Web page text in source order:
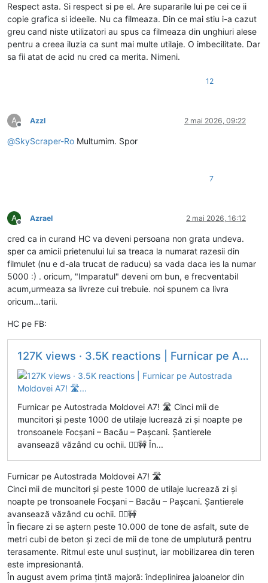
Respect asta. Si respect si pe el. Are supararile lui pe cei ce ii
copie grafica si ideeile. Nu ca filmeaza. Din ce mai stiu i-a cazut
greu cand niste utilizatori au spus ca filmeaza din unghiuri alese
pentru a creea iluzia ca sunt mai multe utilaje. O imbecilitate. Dar
sa fii atat de acid nu cred ca merita. Nimeni.
12
A
Deconectat
Azzl 2 mai 2026, 09:22
@SkyScraper-Ro Multumim. Spor
7
A
Deconectat
Azrael 2 mai 2026, 16:12
cred ca in curand HC va deveni persoana non grata undeva.
sper ca amicii prietenului lui sa treaca la numarat razesii din
filmulet (nu e d-ala trucat de raducu) sa vada daca ies la numar
5000 :) . oricum, "Imparatul" deveni om bun, e frecventabil
acum,urmeaza sa livreze cui trebuie. noi spunem ca livra
oricum...tarii.
HC pe FB:
127K views · 3.5K reactions | Furnicar pe Autostrada Moldovei A7! 🛣️...
Furnicar pe Autostrada Moldovei A7! 🛣️ Cinci mii de
muncitori și peste 1000 de utilaje lucrează zi și noapte pe
tronsoanele Focșani – Bacău – Pașcani. Șantierele
avansează văzând cu ochii. 👷‍♂️🚧 În...
Furnicar pe Autostrada Moldovei A7! 🛣️
Cinci mii de muncitori și peste 1000 de utilaje lucrează zi și
noapte pe tronsoanele Focșani – Bacău – Pașcani. Șantierele
avansează văzând cu ochii. 👷‍♂️🚧
În fiecare zi se aștern peste 10.000 de tone de asfalt, sute de
metri cubi de beton și zeci de mii de tone de umplutură pentru
terasamente. Ritmul este unul susținut, iar mobilizarea din teren
este impresionantă.
În august avem prima țintă majoră: îndeplinirea jaloanelor din